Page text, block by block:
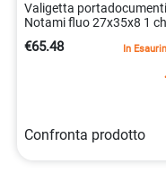
Valigetta portadocumenti
Notami fluo 27x35x8 1
€65.48 In
Confronta prodotto